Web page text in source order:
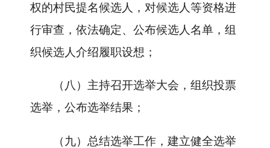
权的村民提名候选人，对候选人等资格进
行审查，依法确定、公布候选人名单，组
织候选人介绍履职设想；
（八）主持召开选举大会，组织投票
选举，公布选举结果；
（九）总结选举工作，建立健全选举